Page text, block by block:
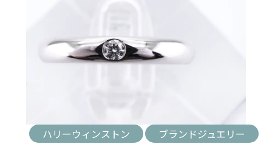
ハリーウィンストン ブランドジュエリー